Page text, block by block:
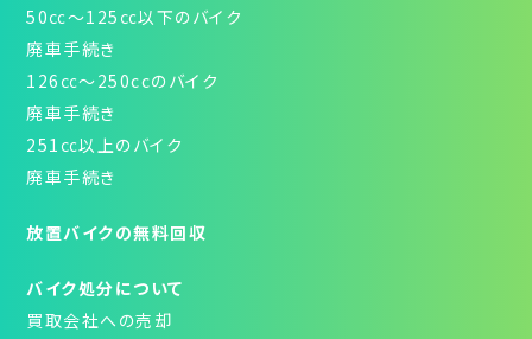
50㏄～125㏄以下のバイク
廃車手続き
126㏄～250ccのバイク
廃車手続き
251㏄以上のバイク
廃車手続き
放置バイクの無料回収
バイク処分について
買取会社への売却